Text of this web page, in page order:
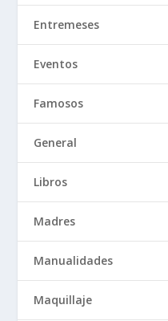
Entremeses
Eventos
Famosos
General
Libros
Madres
Manualidades
Maquillaje